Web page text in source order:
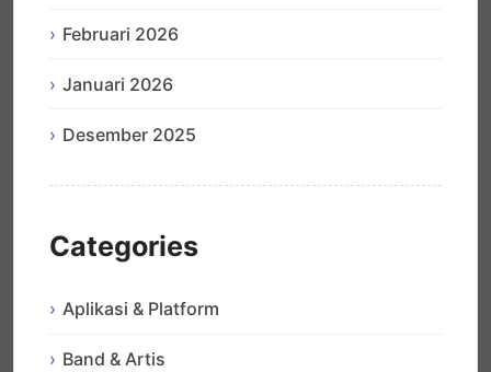
Februari 2026
Januari 2026
Desember 2025
Categories
Aplikasi & Platform
Band & Artis